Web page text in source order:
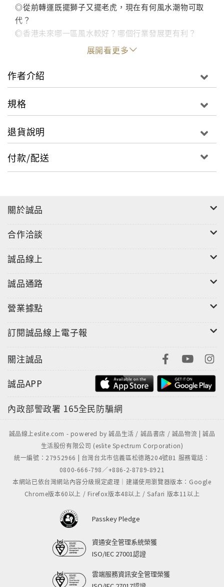
◎從前轉運既擺獅子又擺老虎，現在有何風水潮物可取
代？
◎香港未來哪一區風水較好？哪個行業發展更有利？
展開看更多
作者介紹
規格
退貨說明
付款/配送
關於誠品
合作洽談
誠品線上
誠品通路
營業據點
訂閱誠品線上電子報
關注誠品
誠品APP
內政部警政署 165全民防騙網
誠品線上eslite.com - powered by 誠品生活 / 誠品書店 / 誠品物流 | 誠品
生活股份有限公司 (eslite Spectrum Corporation)
統一編號：27952966 | 台灣台北市信義區松德路204號B1 服務電話：
0800-666-798／+886-2-8789-8921
本網站已依台灣網站內容分級規定處理｜建議使用瀏覽器版本：Google
Chrome版本60以上 / Firefox版本48以上 / Safari 版本11以上
Passkey Pledge
資通安全管理系統榮獲
ISO/IEC 27001認證
雲端服務資訊安全管理榮獲